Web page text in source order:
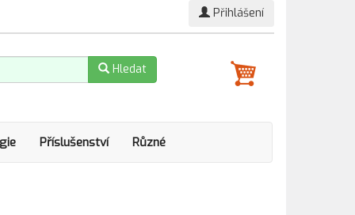
Přihlášení
Hledat
Příslušenství Různé